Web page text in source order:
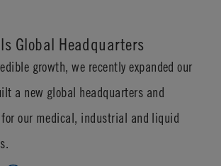
Global Headquarters
growth, we recently expanded our
a new global headquarters and
our medical, industrial and liquid